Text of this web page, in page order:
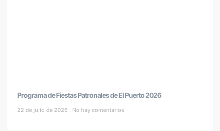
Programa de Fiestas Patronales de El Puerto 2026
22 de julio de 2026 No hay comentarios